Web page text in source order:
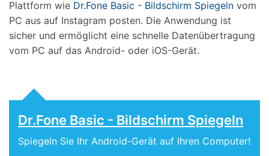
Plattform wie Dr.Fone Basic - Bildschirm Spiegeln vom
PC aus auf Instagram posten. Die Anwendung ist
sicher und ermöglicht eine schnelle Datenübertragung
vom PC auf das Android- oder iOS-Gerät.
Dr.Fone Basic - Bildschirm Spiegeln
Spiegeln Sie Ihr Android-Gerät auf Ihren Computer!